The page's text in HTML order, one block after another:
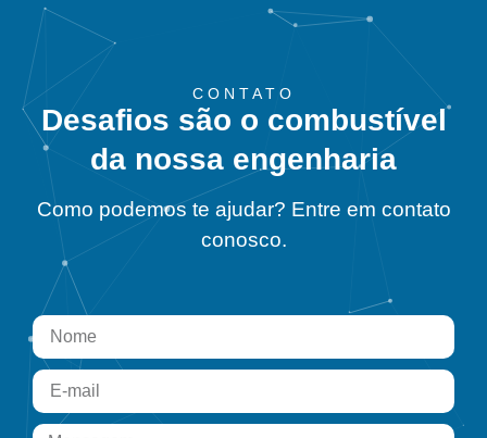
CONTATO
Desafios são o combustível
da nossa engenharia
Como podemos te ajudar? Entre em contato
conosco.